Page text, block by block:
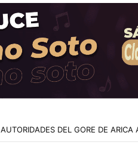
RETIRARÁN CABLES EN DESUSO